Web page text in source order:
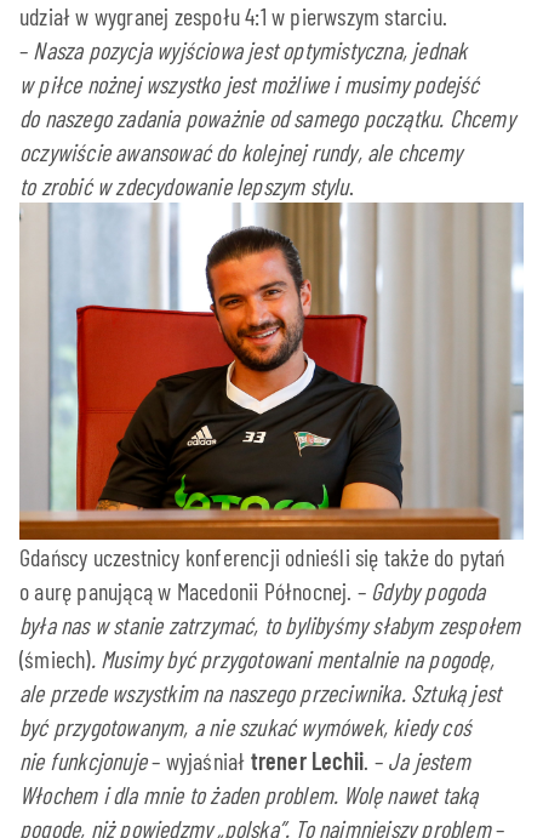
udział w wygranej zespołu 4:1 w pierwszym starciu.
– Nasza pozycja wyjściowa jest optymistyczna, jednak
w piłce nożnej wszystko jest możliwe i musimy podejść
do naszego zadania poważnie od samego początku. Chcemy
oczywiście awansować do kolejnej rundy, ale chcemy
to zrobić w zdecydowanie lepszym stylu.
Gdańscy uczestnicy konferencji odnieśli się także do pytań
o aurę panującą w Macedonii Północnej. – Gdyby pogoda
była nas w stanie zatrzymać, to bylibyśmy słabym zespołem
(śmiech). Musimy być przygotowani mentalnie na pogodę,
ale przede wszystkim na naszego przeciwnika. Sztuką jest
być przygotowanym, a nie szukać wymówek, kiedy coś
nie funkcjonuje– wyjaśniał trener Lechii. – Ja jestem
Włochem i dla mnie to żaden problem. Wolę nawet taką
pogodę, niż powiedzmy „polską”. To najmniejszy problem–